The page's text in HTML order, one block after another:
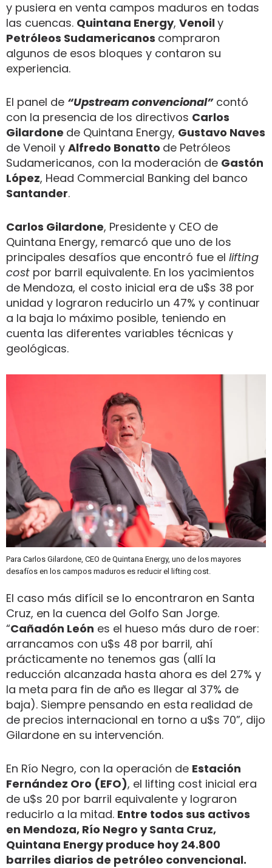
y pusiera en venta campos maduros en todas
las cuencas. Quintana Energy, Venoily
Petróleos Sudamericanos compraron
algunos de esos bloques y contaron su
experiencia.
El panel de “Upstream convencional”contó
con la presencia de los directivos Carlos
Gilardone de Quintana Energy, Gustavo Naves
de Venoil y Alfredo Bonatto de Petróleos
Sudamericanos, con la moderación de Gastón
López, Head Commercial Banking del banco
Santander.
Carlos Gilardone, Presidente y CEO de
Quintana Energy, remarcó que uno de los
principales desafíos que encontró fue el lifting
cost por barril equivalente. En los yacimientos
de Mendoza, el costo inicial era de u$s 38 por
unidad y lograron reducirlo un 47% y continuar
a la baja lo máximo posible, teniendo en
cuenta las diferentes variables técnicas y
geológicas.
Para Carlos Gilardone, CEO de Quintana Energy, uno de los mayores
desafíos en los campos maduros es reducir el lifting cost.
El caso más difícil se lo encontraron en Santa
Cruz, en la cuenca del Golfo San Jorge.
“Cañadón León es el hueso más duro de roer:
arrancamos con u$s 48 por barril, ahí
prácticamente no tenemos gas (allí la
reducción alcanzada hasta ahora es del 27% y
la meta para fin de año es llegar al 37% de
baja). Siempre pensando en esta realidad de
de precios internacional en torno a u$s 70”, dijo
Gilardone en su intervención.
En Río Negro, con la operación de Estación
Fernández Oro (EFO), el lifting cost inicial era
de u$s 20 por barril equivalente y lograron
reducirlo a la mitad. Entre todos sus activos
en Mendoza, Río Negro y Santa Cruz,
Quintana Energy produce hoy 24.800
barriles diarios de petróleo convencional.